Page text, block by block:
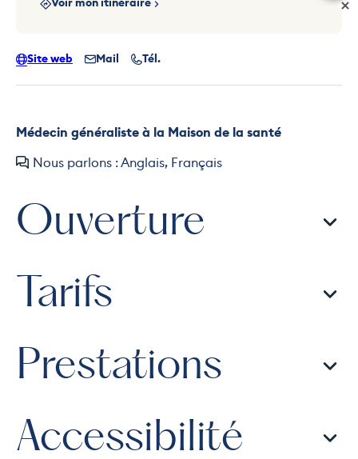
Médecin généraliste à la Maison de la santé
Nous parlons : Anglais, Français
Ouverture
Tarifs
Prestations
Accessibilité
Voir mon itinéraire
Site web Mail Tél.